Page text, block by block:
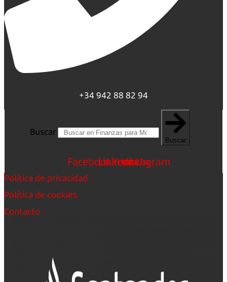
+34 942 88 82 94
Buscar
Buscar
FacebookLinkedin
Youtube
Instagram
Política de privacidad
Política de cookies
Contacto